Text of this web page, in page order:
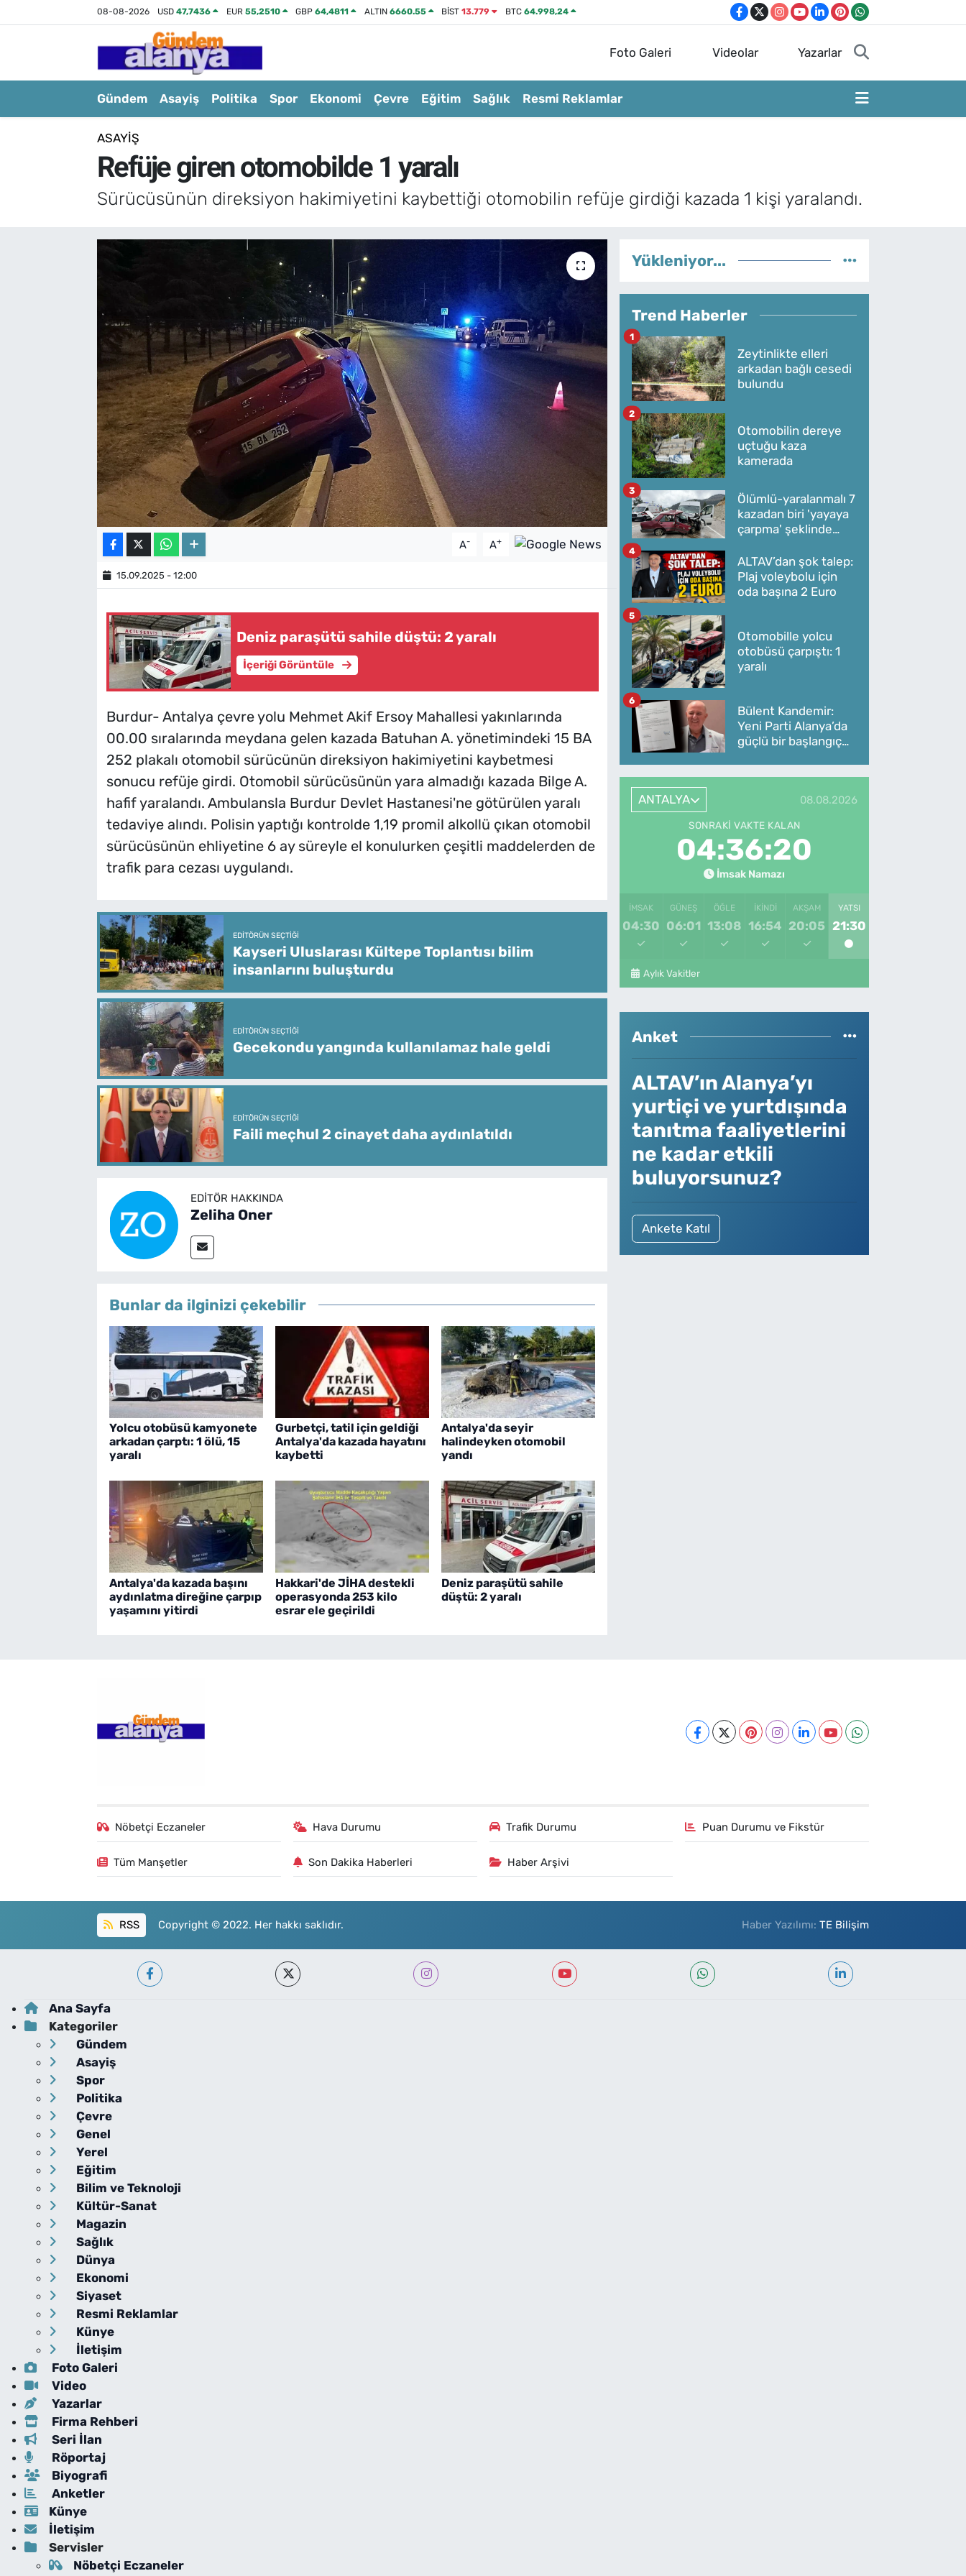
08-08-2026 USD47,7436 EUR 55,2510 GBP64,4811 ALTIN 6660.55 BİST13.779 BTC 64.998,24
Foto Galeri Videolar Yazarlar
Gündem Asayiş Politika Spor Ekonomi Çevre Eğitim Sağlık Resmi Reklamlar
ASAYIŞ
Refüje giren otomobilde 1 yaralı
Sürücüsünün direksiyon hakimiyetini kaybettiği otomobilin refüje girdiği kazada 1 kişi yaralandı.
A- A+
15.09.2025 - 12:00
Deniz paraşütü sahile düştü: 2 yaralı
İçeriği Görüntüle
Burdur- Antalya çevre yolu Mehmet Akif Ersoy Mahallesi yakınlarında
00.00 sıralarında meydana gelen kazada Batuhan A. yönetimindeki 15 BA
252 plakalı otomobil sürücünün direksiyon hakimiyetini kaybetmesi
sonucu refüje girdi. Otomobil sürücüsünün yara almadığı kazada Bilge A.
hafif yaralandı. Ambulansla Burdur Devlet Hastanesi'ne götürülen yaralı
tedaviye alındı. Polisin yaptığı kontrolde 1,19 promil alkollü çıkan otomobil
sürücüsünün ehliyetine 6 ay süreyle el konulurken çeşitli maddelerden de
trafik para cezası uygulandı.
EDITÖRÜN SEÇTIĞI
Kayseri Uluslarası Kültepe Toplantısı bilim
insanlarını buluşturdu
EDITÖRÜN SEÇTIĞI
Gecekondu yangında kullanılamaz hale geldi
EDITÖRÜN SEÇTIĞI
Faili meçhul 2 cinayet daha aydınlatıldı
EDITÖR HAKKINDA
Zeliha Oner
Bunlar da ilginizi çekebilir
Yolcu otobüsü kamyonete
arkadan çarptı: 1 ölü, 15
yaralı
Gurbetçi, tatil için geldiği
Antalya'da kazada hayatını
kaybetti
Antalya'da seyir
halindeyken otomobil
yandı
Antalya'da kazada başını
aydınlatma direğine çarpıp
yaşamını yitirdi
Hakkari'de JİHA destekli
operasyonda 253 kilo
esrar ele geçirildi
Deniz paraşütü sahile
düştü: 2 yaralı
Yükleniyor...
Trend Haberler
Zeytinlikte elleri
arkadan bağlı cesedi
bulundu
1
Otomobilin dereye
uçtuğu kaza
kamerada
2
Ölümlü-yaralanmalı 7
kazadan biri 'yayaya
çarpma' şeklinde
3
ALTAV’dan şok talep:
Plaj voleybolu için
oda başına 2 Euro
4
Otomobille yolcu
otobüsü çarpıştı: 1
yaralı
5
Bülent Kandemir:
Yeni Parti Alanya’da
güçlü bir başlangıç
6
ANTALYA 08.08.2026
SONRAKI VAKTE KALAN
04:36:20
İmsak Namazı
İMSAK
04:30
GÜNEŞ
06:01
ÖĞLE
13:08
İKINDI
16:54
AKŞAM
20:05
YATSI
21:30
Aylık Vakitler
Anket
ALTAV’ın Alanya’yı
yurtiçi ve yurtdışında
tanıtma faaliyetlerini
ne kadar etkili
buluyorsunuz?
Ankete Katıl
Nöbetçi Eczaneler Hava Durumu Trafik Durumu Puan Durumu ve Fikstür
Tüm Manşetler Son Dakika Haberleri Haber Arşivi
RSS Copyright © 2022. Her hakkı saklıdır. Haber Yazılımı:TE Bilişim
Ana Sayfa
Kategoriler
Gündem
Asayiş
Spor
Politika
Çevre
Genel
Yerel
Eğitim
Bilim ve Teknoloji
Kültür-Sanat
Magazin
Sağlık
Dünya
Ekonomi
Siyaset
Resmi Reklamlar
Künye
İletişim
Foto Galeri
Video
Yazarlar
Firma Rehberi
Seri İlan
Röportaj
Biyografi
Anketler
Künye
İletişim
Servisler
Nöbetçi Eczaneler